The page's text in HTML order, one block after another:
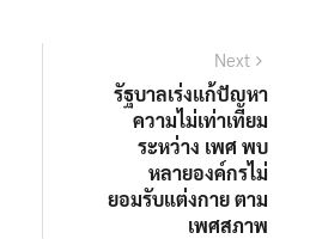
Next
post:
รัฐบาลเร่งแก้ปัญหา
ความไม่เท่าเทียม
ระหว่าง เพศ พบ
หลายองค์กรไม่
ยอมรับแต่งกาย ตาม
เพศสภาพ